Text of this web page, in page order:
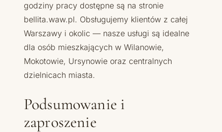
godziny pracy dostępne są na stronie
bellita.waw.pl. Obsługujemy klientów z całej
Warszawy i okolic — nasze usługi są idealne
dla osób mieszkających w Wilanowie,
Mokotowie, Ursynowie oraz centralnych
dzielnicach miasta.
Podsumowanie i
zaproszenie